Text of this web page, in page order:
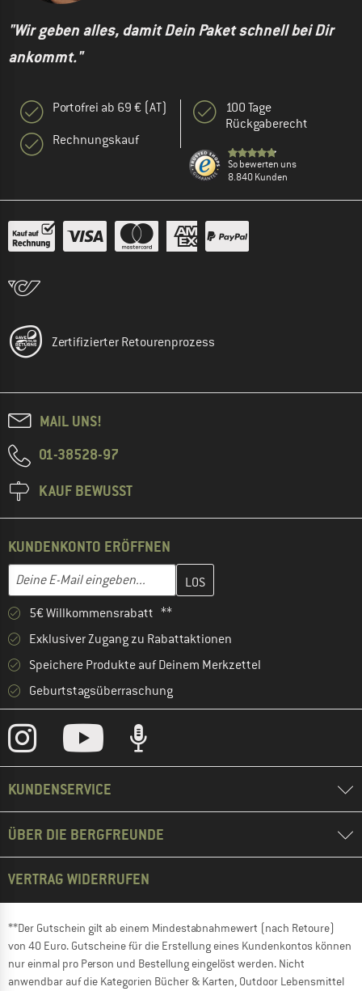
"Wir geben alles, damit Dein Paket schnell bei Dir
ankommt."
Portofrei ab 69 € (AT)
Rechnungskauf
100 Tage
Rückgaberecht
So bewerten uns
8.840 Kunden
Zertifizierter Retourenprozess
MAIL UNS!
01-38528-97
KAUF BEWUSST
KUNDENKONTO ERÖFFNEN
E-Mail-Adresse
Gib hier deine E-Mail-Adresse ein und erstelle im nächsten
5€ Willkommensrabatt **
Exklusiver Zugang zu Rabattaktionen
Speichere Produkte auf Deinem Merkzettel
Geburtstagsüberraschung
KUNDENSERVICE
ÜBER DIE BERGFREUNDE
VERTRAG WIDERRUFEN
**Der Gutschein gilt ab einem Mindestabnahmewert (nach Retoure)
von 40 Euro. Gutscheine für die Erstellung eines Kundenkontos können
nur einmal pro Person und Bestellung eingelöst werden. Nicht
anwendbar auf die Kategorien Bücher & Karten, Outdoor Lebensmittel